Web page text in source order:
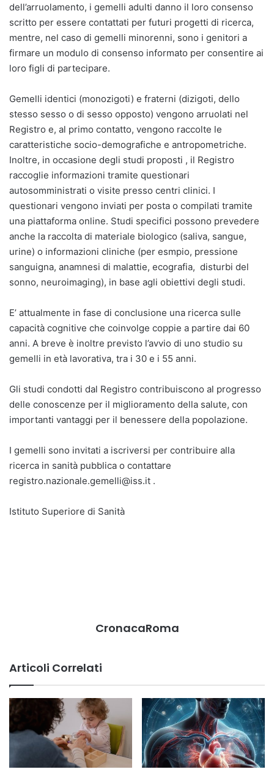
dell’arruolamento, i gemelli adulti danno il loro consenso
scritto per essere contattati per futuri progetti di ricerca,
mentre, nel caso di gemelli minorenni, sono i genitori a
firmare un modulo di consenso informato per consentire ai
loro figli di partecipare.
Gemelli identici (monozigoti) e fraterni (dizigoti, dello
stesso sesso o di sesso opposto) vengono arruolati nel
Registro e, al primo contatto, vengono raccolte le
caratteristiche socio-demografiche e antropometriche.
Inoltre, in occasione degli studi proposti , il Registro
raccoglie informazioni tramite questionari
autosomministrati o visite presso centri clinici. I
questionari vengono inviati per posta o compilati tramite
una piattaforma online. Studi specifici possono prevedere
anche la raccolta di materiale biologico (saliva, sangue,
urine) o informazioni cliniche (per esmpio, pressione
sanguigna, anamnesi di malattie, ecografia, disturbi del
sonno, neuroimaging), in base agli obiettivi degli studi.
E’ attualmente in fase di conclusione una ricerca sulle
capacità cognitive che coinvolge coppie a partire dai 60
anni. A breve è inoltre previsto l’avvio di uno studio su
gemelli in età lavorativa, tra i 30 e i 55 anni.
Gli studi condotti dal Registro contribuiscono al progresso
delle conoscenze per il miglioramento della salute, con
importanti vantaggi per il benessere della popolazione.
I gemelli sono invitati a iscriversi per contribuire alla
ricerca in sanità pubblica o contattare
registro.nazionale.gemelli@iss.it .
Istituto Superiore di Sanità
CronacaRoma
Articoli Correlati